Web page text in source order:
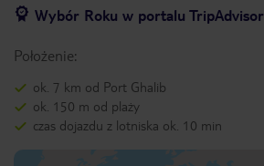
Wybór Roku w portalu TripAdvisor
Położenie:
ok. 7 km od Port Ghalib
ok. 150 m od plaży
czas dojazdu z lotniska ok. 10 min